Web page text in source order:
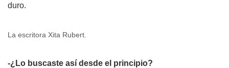
duro.
La escritora Xita Rubert.
-¿Lo buscaste así desde el principio?